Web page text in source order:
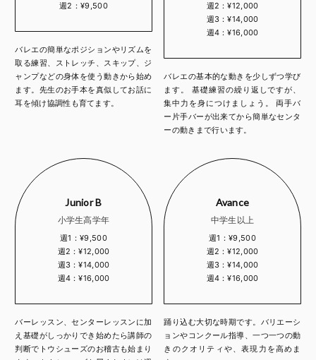
週2：¥9,500
バレエの簡単なポジションやリズムを
取る練習、ストレッチ、スキップ、ジ
ャンプなどの身体を使う動きから始め
ます。先生のお手本を真似してお話に
耳を傾け協調性も育てます。
週2：¥12,000
週3：¥14,000
週4：¥16,000
バレエの基本的な動きを少しずつ学び
ます。 基礎練習の繰り返しですが、
集中力を身につけましょう。 両手バ
ー片手バーが出来てから簡単なセンタ
ーの動きまで行います。
Junior B
小学生高学年
週1：¥9,500
週2：¥12,000
週3：¥14,000
週4：¥16,000
バーレッスン、センターレッスンに加
え基礎がしっかりでき始めたら講師の
判断でトウシューズのお稽古も始まり
Avance
中学生以上
週1：¥9,500
週2：¥12,000
週3：¥14,000
週4：¥16,000
踊り込む大切な時期です。バリエーシ
ョンやコンクール指導、一つ一つの動
きのクオリティや、表現力を高めま